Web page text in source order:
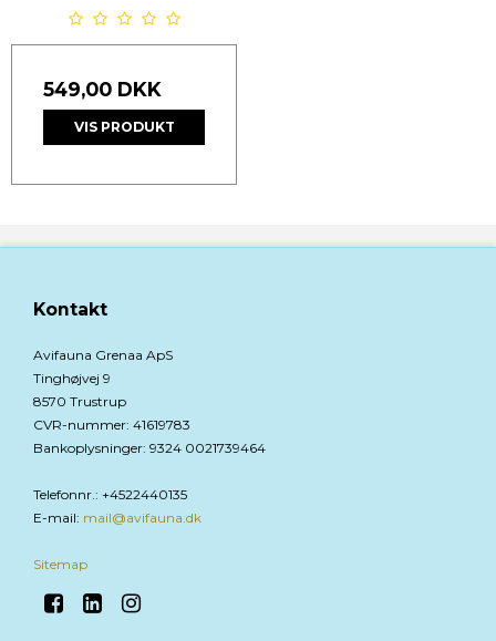
549,00 DKK
VIS PRODUKT
Kontakt
Avifauna Grenaa ApS
Tinghøjvej 9
8570 Trustrup
CVR-nummer: 41619783
Bankoplysninger: 9324 0021739464
Telefonnr.: +4522440135
E-mail: mail@avifauna.dk
Sitemap